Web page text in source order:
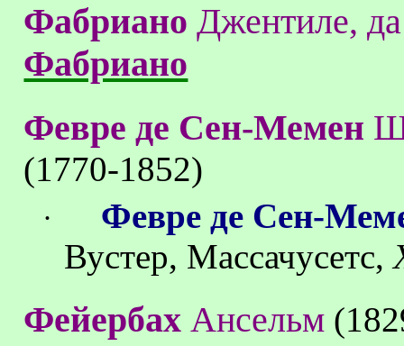
Фабриано Джентиле, да
Фабриано
Февре де Сен-Мемен
(1770-1852)
· Февре де Сен-
Вустер, Массачусетс,
Фейербах Ансельм